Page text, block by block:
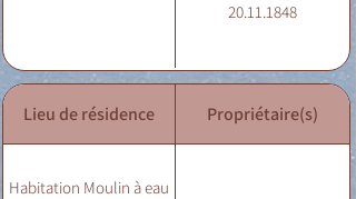
20.11.1848
Lieu de résidence Propriétaire(s)
Habitation Moulin à eau